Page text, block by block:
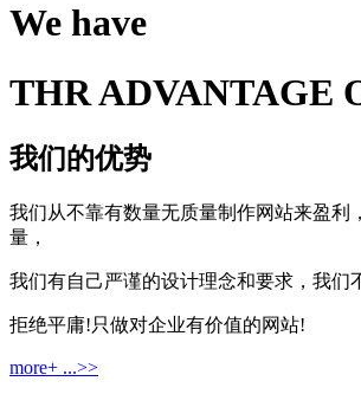
We have
THR ADVANTAGE
我们的优势
我们从不靠有数量无质量制作网站来盈利
量，
我们有自己严谨的设计理念和要求，我们
拒绝平庸!只做对企业有价值的网站!
more+ ...>>